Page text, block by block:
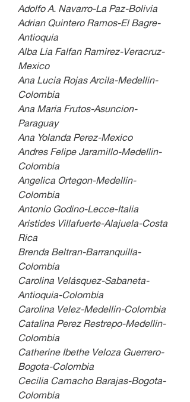
Adolfo A. Navarro-La Paz-Bolivia
Adrian Quintero Ramos-El Bagre-
Antioquia
Alba Lia Falfan Ramirez-Veracruz-
Mexico
Ana Lucia Rojas Arcila-Medellin-
Colombia
Ana Maria Frutos-Asuncion-
Paraguay
Ana Yolanda Perez-Mexico
Andres Felipe Jaramillo-Medellin-
Colombia
Angelica Ortegon-Medellin-
Colombia
Antonio Godino-Lecce-Italia
Aristides Villafuerte-Alajuela-Costa
Rica
Brenda Beltran-Barranquilla-
Colombia
Carolina Velásquez-Sabaneta-
Antioquia-Colombia
Carolina Velez-Medellin-Colombia
Catalina Perez Restrepo-Medellin-
Colombia
Catherine Ibethe Veloza Guerrero-
Bogota-Colombia
Cecilia Camacho Barajas-Bogota-
Colombia